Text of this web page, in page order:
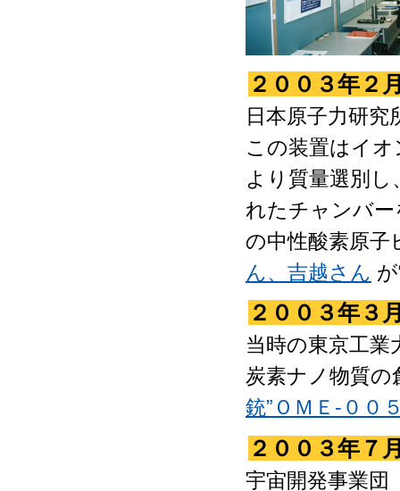
２００３年２
日本原子力研究
この装置はイ
より質量選別
れたチャンバー
の中性酸素原
ん、吉越さん
２００３年３
当時の東京工業
炭素ナノ物質の
銃”ＯＭＥ-００
２００３年７
宇宙開発事業団